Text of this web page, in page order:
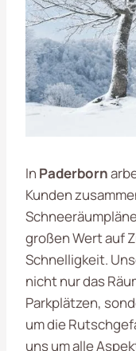
In Paderborn
Kunden
großen Wert auf
Schnelligkeit.
nicht nur das
Parkplätzen,
um die
uns um alle